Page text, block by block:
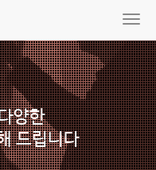
양한
드립니다